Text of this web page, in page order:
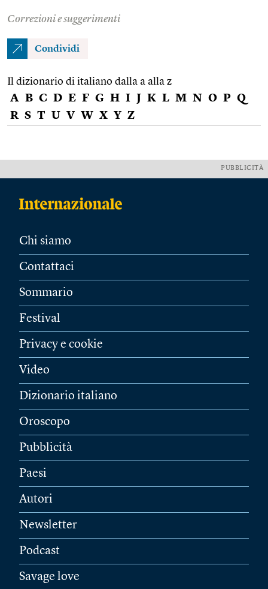
Correzioni e suggerimenti
Condividi
Il dizionario di italiano dalla a alla z
A B C D E F G H I J K L M N O P Q
R S T U V W X Y Z
PUBBLICITÀ
Chi siamo
Contattaci
Sommario
Festival
Privacy e cookie
Video
Dizionario italiano
Oroscopo
Pubblicità
Paesi
Autori
Newsletter
Podcast
Savage love